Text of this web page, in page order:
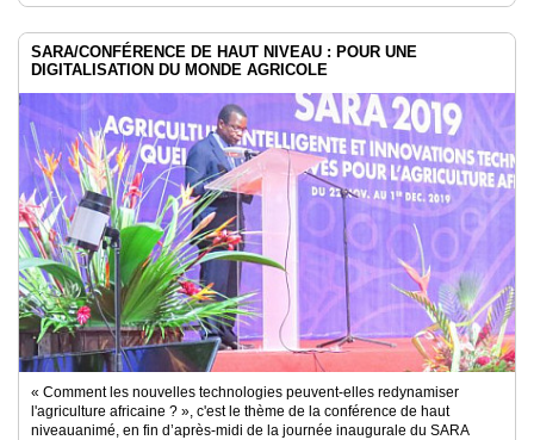
SARA/CONFÉRENCE DE HAUT NIVEAU : POUR UNE
DIGITALISATION DU MONDE AGRICOLE
« Comment les nouvelles technologies peuvent-elles redynamiser
l'agriculture africaine ? », c'est le thème de la conférence de haut
niveauanimé, en fin d’après-midi de la journée inaugurale du SARA